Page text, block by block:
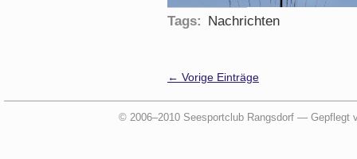
Tags: Nachrichten
← Vorige Einträge
© 2006–2010 Seesportclub Rangsdorf — Gepflegt